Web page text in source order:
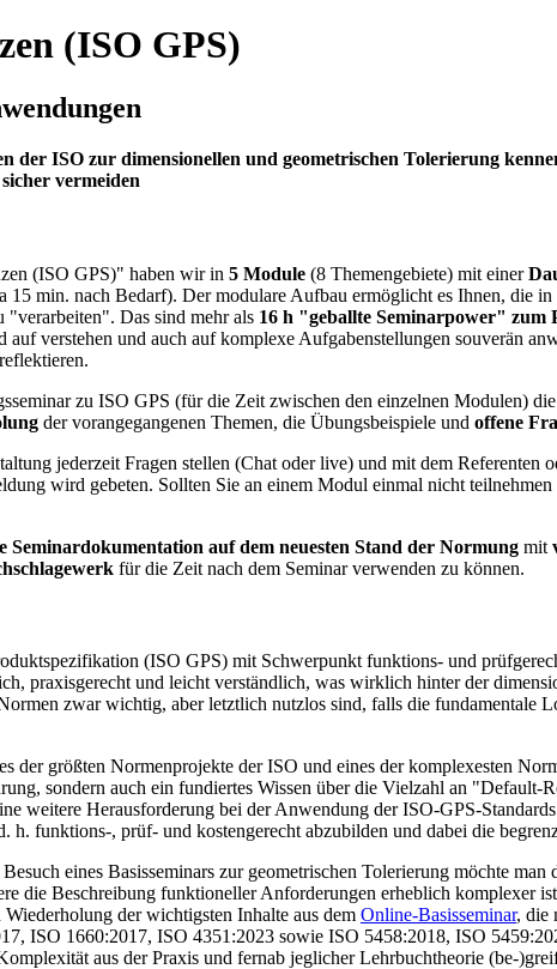
(ISO GPS)
der ISO zur dimensionellen und geometrischen Tolerierung
vermeiden
(ISO GPS)" haben wir in 5 Module (8 Themengebiete) mit einer
min. nach Bedarf). Der modulare Aufbau ermöglicht es Ihnen, die
Das sind mehr als 16 h "geballte Seminarpower" zum
verstehen und auch auf komplexe Aufgabenstellungen souverän
zu ISO GPS (für die Zeit zwischen den einzelnen Modulen)
der vorangegangenen Themen, die Übungsbeispiele und offene
jederzeit Fragen stellen (Chat oder live) und mit dem Referenten
wird gebeten. Sollten Sie an einem Modul einmal nicht
Seminardokumentation auf dem neuesten Stand der Normung mit
für die Zeit nach dem Seminar verwenden zu können.
(ISO GPS) mit Schwerpunkt funktions- und
praxisgerecht und leicht verständ­lich, was wirklich hinter der
zwar wichtig, aber letztlich nutzlos sind, falls die fundamentale
der größten Normenprojekte der ISO und eines der komplexes­ten
sondern auch ein fundiertes Wissen über die Vielzahl an "Default-
weitere Herausforderung bei der Anwen­dung der ISO-GPS-
fun­k­tions-, prüf- und kostengerecht ab­zubil­den und dabei die
eines Basisseminars zur geometrischen Tolerierung möchte
die Beschreibung funktioneller Anforderungen erheblich komplexer
der wichtigsten Inhalte aus dem Online-Basisseminar, die
ISO 1660:2017, ISO 4351:2023 sowie ISO 5458:2018, ISO
aus der Praxis und fernab jeglicher Lehrbuchtheorie (be-